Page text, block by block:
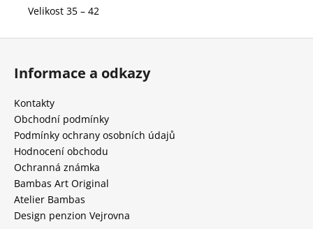
Velikost 35 – 42
Z
Informace a odkazy
Kontakty
Obchodní podmínky
Podmínky ochrany osobních údajů
Hodnocení obchodu
Ochranná známka
Bambas Art Original
Atelier Bambas
Design penzion Vejrovna